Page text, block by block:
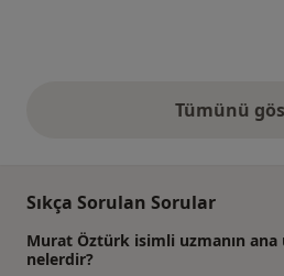
Tümünü
Sıkça Sorulan Sorular
Murat Öztürk isimli uzmanın ana
nelerdir?